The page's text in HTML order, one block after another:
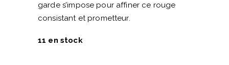
garde s’impose pour affiner ce rouge
consistant et prometteur.
11 en stock